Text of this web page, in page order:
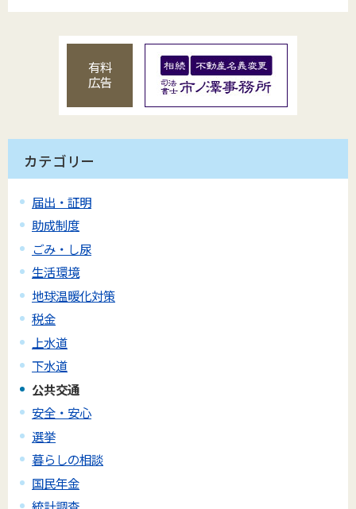
有料
広告
カテゴリー
届出・証明
助成制度
ごみ・し尿
生活環境
地球温暖化対策
税金
上水道
下水道
公共交通
安全・安心
選挙
暮らしの相談
国民年金